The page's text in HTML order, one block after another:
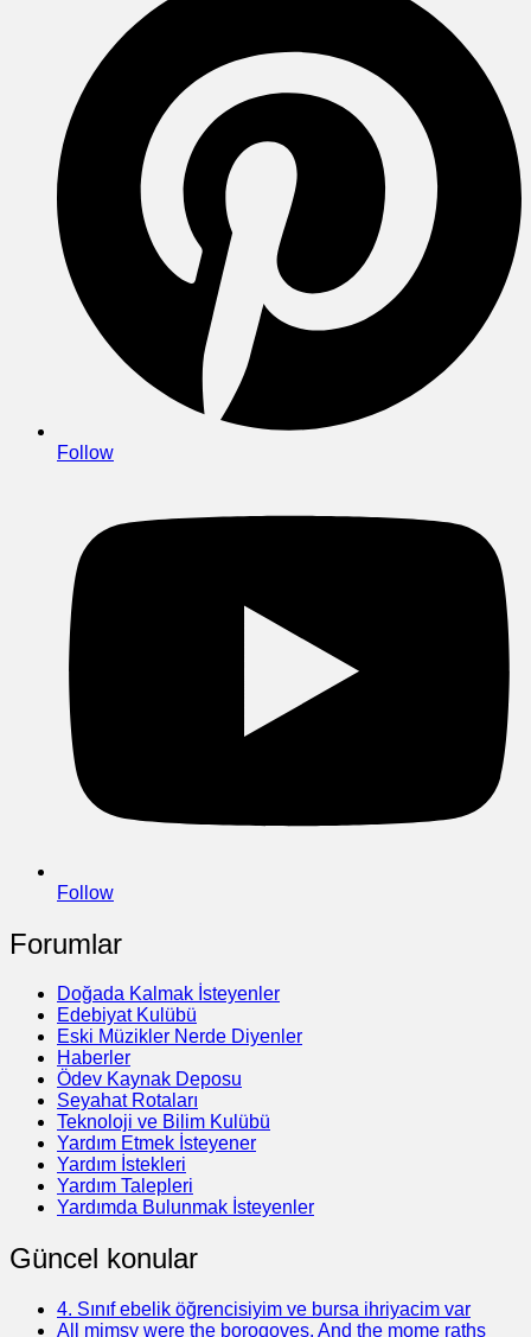
Follow
Follow
Forumlar
Doğada Kalmak İsteyenler
Edebiyat Kulübü
Eski Müzikler Nerde Diyenler
Haberler
Ödev Kaynak Deposu
Seyahat Rotaları
Teknoloji ve Bilim Kulübü
Yardım Etmek İsteyener
Yardım İstekleri
Yardım Talepleri
Yardımda Bulunmak İsteyenler
Güncel konular
4. Sınıf ebelik öğrencisiyim ve bursa ihriyacim var
All mimsy were the borogoves, And the mome raths